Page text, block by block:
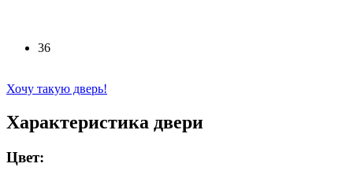
36
Хочу такую дверь!
Характеристика двери
Цвет: